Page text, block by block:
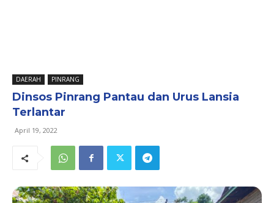
DAERAH PINRANG
Dinsos Pinrang Pantau dan Urus Lansia
Terlantar
April 19, 2022